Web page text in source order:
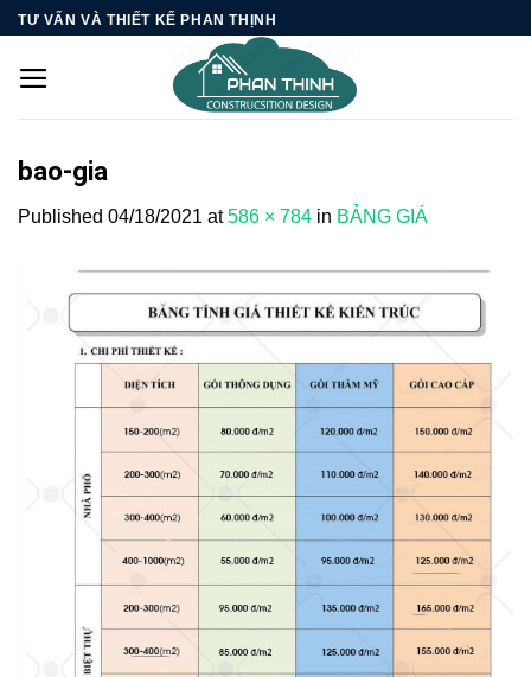
Skip
content
TƯ VẤN VÀ THIẾT KẾ PHAN THỊNH
bao-gia
Published 04/18/2021 at586 × 784 in BẢNG GIÁ